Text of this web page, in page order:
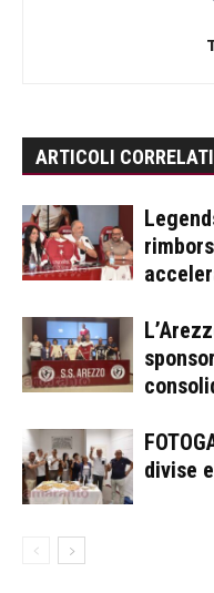
ARTICOLI CORRELATI
divise